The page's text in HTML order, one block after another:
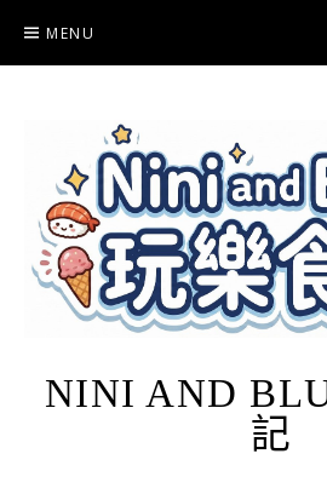
content
MENU
NINI AND
記